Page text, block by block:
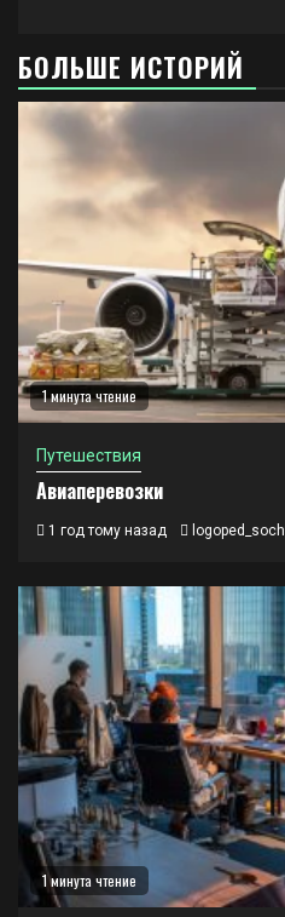
БОЛЬШЕ ИСТОРИЙ
1 минута чтение
Путешествия
Авиаперевозки
1 год тому назад logoped_soch
1 минута чтение